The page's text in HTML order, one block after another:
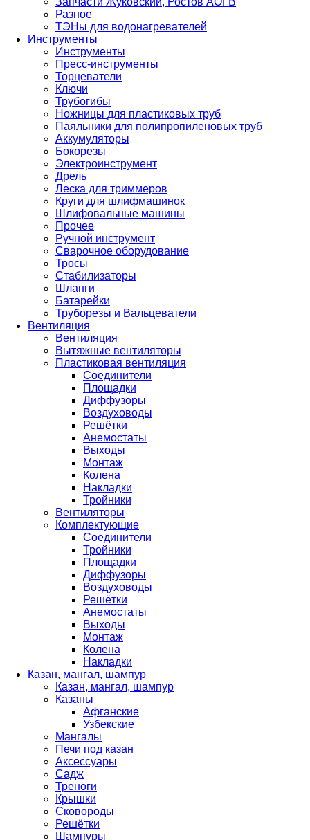
Разное
ТЭНы для водонагревателей
Инструменты
Инструменты
Пресс-инструменты
Торцеватели
Ключи
Трубогибы
Ножницы для пластиковых труб
Паяльники для полипропиленовых труб
Аккумуляторы
Бокорезы
Электроинструмент
Дрель
Леска для триммеров
Круги для шлифмашинок
Шлифовальные машины
Прочее
Ручной инструмент
Сварочное оборудование
Тросы
Стабилизаторы
Шланги
Батарейки
Труборезы и Вальцеватели
Вентиляция
Вентиляция
Вытяжные вентиляторы
Пластиковая вентиляция
Соединители
Площадки
Диффузоры
Воздуховоды
Решётки
Анемостаты
Выходы
Монтаж
Колена
Накладки
Тройники
Вентиляторы
Комплектующие
Соединители
Тройники
Площадки
Диффузоры
Воздуховоды
Решётки
Анемостаты
Выходы
Монтаж
Колена
Накладки
Казан, мангал, шампур
Казан, мангал, шампур
Казаны
Афганские
Узбекские
Мангалы
Печи под казан
Аксессуары
Садж
Треноги
Крышки
Сковороды
Решётки
Шампуры